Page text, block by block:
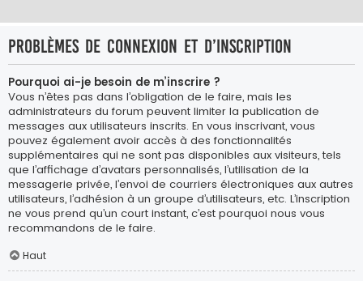
Problèmes de connexion et d’inscription
Pourquoi ai-je besoin de m’inscrire ?
Vous n’êtes pas dans l’obligation de le faire, mais les
administrateurs du forum peuvent limiter la publication de
messages aux utilisateurs inscrits. En vous inscrivant, vous
pouvez également avoir accès à des fonctionnalités
supplémentaires qui ne sont pas disponibles aux visiteurs, tels
que l’affichage d’avatars personnalisés, l’utilisation de la
messagerie privée, l’envoi de courriers électroniques aux autres
utilisateurs, l’adhésion à un groupe d’utilisateurs, etc. L’inscription
ne vous prend qu’un court instant, c’est pourquoi nous vous
recommandons de le faire.
Haut